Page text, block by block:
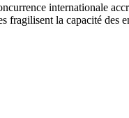
internationale
fragilisent la capacité des